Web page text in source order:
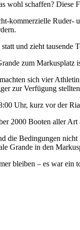
wohl schaffen? Diese
kommerzielle Ruder-
und zieht
zum Markusplatz
sich vier
zur Verfügung
Uhr, kurz vor der
2000 Booten aller Art
die Bedingungen
Grande in den
bleiben – es war ein